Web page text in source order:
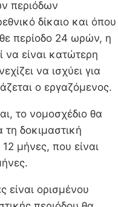
περιόδων
δίκαιο και όπου
περίοδο 24 ωρών, η
να είναι κατώτερη
να ισχύει για
ο εργαζόμενος.
το νομοσχέδιο θα
τη δοκιμαστική
μήνες, που είναι
είναι ορισμένου